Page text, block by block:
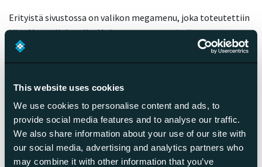
This website uses cookies
We use cookies to personalise content and ads, to
provide social media features and to analyse our traffic.
We also share information about your use of our site with
our social media, advertising and analytics partners who
may combine it with other information that you’ve
Erityistä sivustossa on valikon megamenu, joka toteutettiin
UberMenu -lisäosalla. Myös megamenu toimii
responsiivisesti. Sivustolle rakennettiin lisäksi
myymälähaku. Ulkoasun analytiikan ja somen toteuttivat
Jaa artikkeli